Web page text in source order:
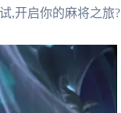
,开启你的麻将之旅?